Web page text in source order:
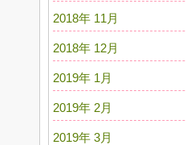
2018年 11月
2018年 12月
2019年 1月
2019年 2月
2019年 3月